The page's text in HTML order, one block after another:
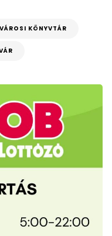
KÖNYVTÁR